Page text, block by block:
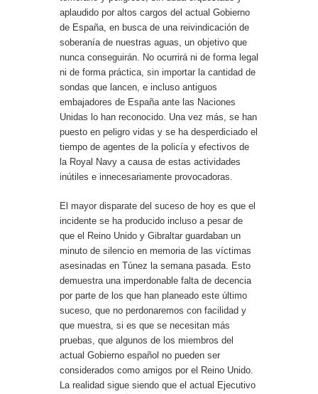
aplaudido por altos cargos del actual Gobierno
de España, en busca de una reivindicación de
soberanía de nuestras aguas, un objetivo que
nunca conseguirán. No ocurrirá ni de forma legal
ni de forma práctica, sin importar la cantidad de
sondas que lancen, e incluso antiguos
embajadores de España ante las Naciones
Unidas lo han reconocido. Una vez más, se han
puesto en peligro vidas y se ha desperdiciado el
tiempo de agentes de la policía y efectivos de
la Royal Navy a causa de estas actividades
inútiles e innecesariamente provocadoras.
El mayor disparate del suceso de hoy es que el
incidente se ha producido incluso a pesar de
que el Reino Unido y Gibraltar guardaban un
minuto de silencio en memoria de las víctimas
asesinadas en Túnez la semana pasada. Esto
demuestra una imperdonable falta de decencia
por parte de los que han planeado este último
suceso, que no perdonaremos con facilidad y
que muestra, si es que se necesitan más
pruebas, que algunos de los miembros del
actual Gobierno español no pueden ser
considerados como amigos por el Reino Unido.
La realidad sigue siendo que el actual Ejecutivo